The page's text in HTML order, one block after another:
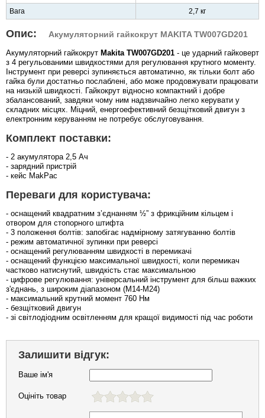
Вага
2,7 кг
Опис: Акумуляторний гайкокрут MAKITA TW007GD201
Акумуляторний гайкокрут Makita TW007GD201 - це ударний гайковерт
з 4 регульованими швидкостями для регулювання крутного моменту.
Інструмент при реверсі зупиняється автоматично, як тільки болт або
гайка були достатньо послаблені, або може продовжувати працювати
на низькій швидкості. Гайкокрут відносно компактний і добре
збалансований, завдяки чому ним надзвичайно легко керувати у
складних місцях. Міцний, енергоефективний безщітковий двигун з
електронним керуванням не потребує обслуговування.
Комплект поставки:
- 2 акумулятора 2,5 Ач
- зарядний пристрій
- кейс MakPac
Переваги для користувача:
- оснащений квадратним з’єднанням ½” з фрикційним кільцем і
отвором для стопорного штифта
- 3 положення болтів: запобігає надмірному затягуванню болтів
- режим автоматичної зупинки при реверсі
- оснащений регулюванням швидкості в перемикачі
- оснащений функцією максимальної швидкості, коли перемикач
частково натиснутий, швидкість стає максимальною
- цифрове регулювання: універсальний інструмент для більш важких
з'єднань, з широким діапазоном (M14-M24)
- максимальний крутний момент 760 Нм
- безщітковий двигун
- зі світлодіодним освітленням для кращої видимості під час роботи
Залишити відгук:
Ваше ім'я
Оцініть товар